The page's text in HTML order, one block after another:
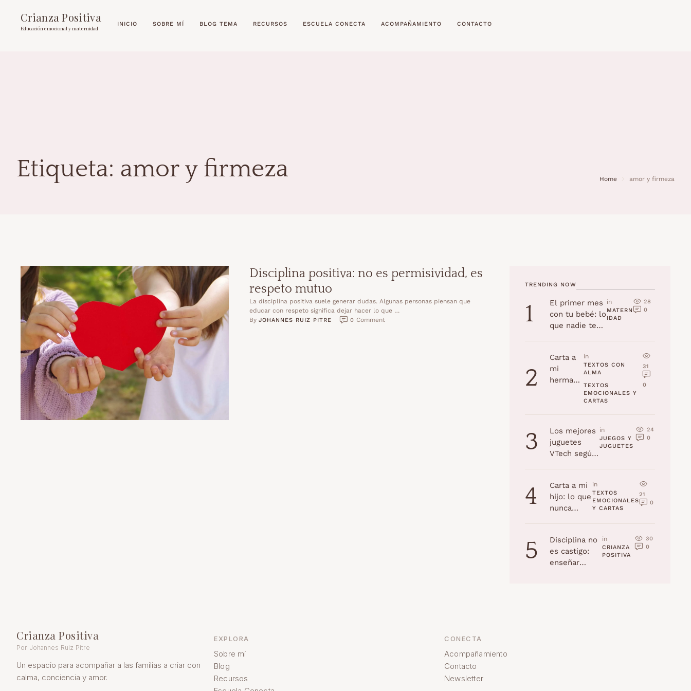
Crianza Positiva
Educación emocional y maternidad
INICIO SOBRE MÍ BLOG TEMA RECURSOS ESCUELA CONECTA ACOMPAÑAMIENTO CONTACTO
Etiqueta: amor y firmeza Home amor y firmeza
Disciplina positiva: no es permisividad, es
respeto mutuo
La disciplina positiva suele generar dudas. Algunas personas piensan que
educar con respeto significa dejar hacer lo que …
By JOHANNES RUIZ PITRE 0 Comment
TRENDING NOW
1
El primer mes
con tu bebé: lo
que nadie te
in
MATERN
IDAD
28
0
2
Carta a
mi
hermana
in
TEXTOS CON
ALMA
TEXTOS
EMOCIONALES Y
CARTAS
31
0
3
Los mejores
juguetes
VTech según
2025)
in
JUEGOS Y
JUGUETES
24
0
4
Carta a mi
hijo: lo que
nunca
jamás
olvidaré
in
TEXTOS
EMOCIONALES
Y CARTAS
21
0
5
Disciplina no
es castigo:
enseñar
in
CRIANZA
POSITIVA
30
0
Crianza Positiva
Por Johannes Ruiz Pitre
Un espacio para acompañar a las familias a criar con
calma, conciencia y amor.
EXPLORA
Sobre mí
Blog
Recursos
CONECTA
Acompañamiento
Contacto
Newsletter